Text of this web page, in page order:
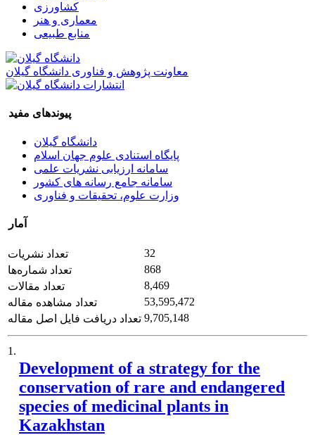
کشاورزی
معماری و هنر
منابع طبیعی
معاونت پژوهش و فناوری دانشگاه گیلان
پیوندهای مفید
دانشگاه گیلان
پایگاه استنادی علوم جهان اسلام
سامانه ارزیابی نشریات علمی
سامانه جامع رسانه های کشور
وزارت علوم، تحقیقات و فناوری
آمار
تعداد نشریات
32
تعداد شماره‌ها
868
تعداد مقالات
8,469
تعداد مشاهده مقاله
53,595,472
تعداد دریافت فایل اصل مقاله 9,705,148
1.
Development of a strategy for the
conservation of rare and endangered
species of medicinal plants in
Kazakhstan